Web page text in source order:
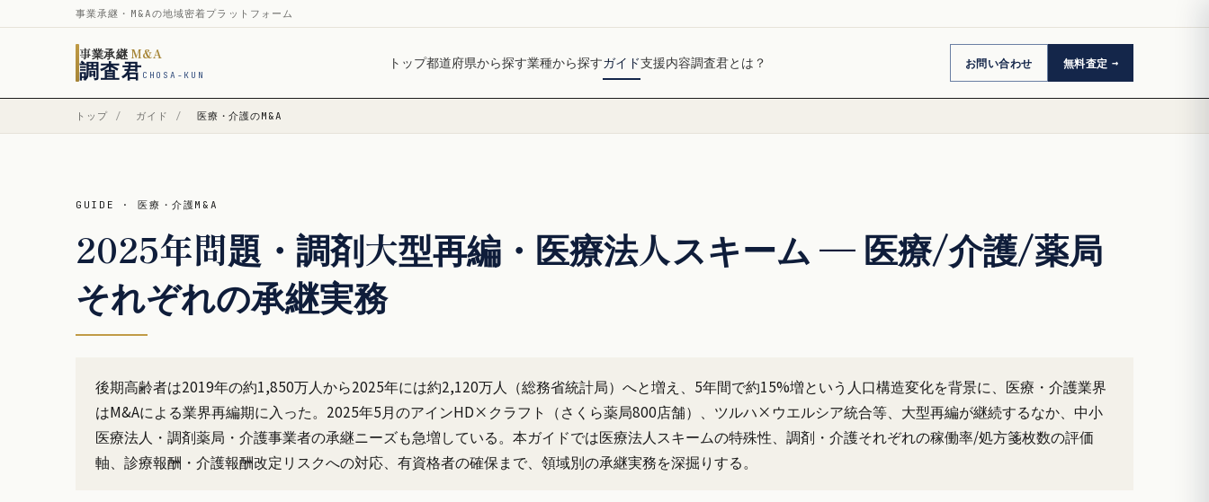
事業承継・M&Aの地域密着プラットフォーム
事業承継 M&A
調査君CHOSA-KUN
トップ都道府県から探す業種から探すガイド支援内容調査君とは？ お問い合わせ 無料査定
トップ / ガイド / 医療・介護のM&A
GUIDE · 医療・介護M&A
2025年問題・調剤大型再編・医療法人スキーム — 医療/介護/薬局
それぞれの承継実務
後期高齢者は2019年の約1,850万人から2025年には約2,120万人（総務省統計局）へと増え、5年間で約15%増という人口構造変化を背景に、医療・介護業界
はM&Aによる業界再編期に入った。2025年5月のアインHD×クラフト（さくら薬局800店舗）、ツルハ×ウエルシア統合等、大型再編が継続するなか、中小
医療法人・調剤薬局・介護事業者の承継ニーズも急増している。本ガイドでは医療法人スキームの特殊性、調剤・介護それぞれの稼働率/処方箋枚数の評価
軸、診療報酬・介護報酬改定リスクへの対応、有資格者の確保まで、領域別の承継実務を深掘りする。